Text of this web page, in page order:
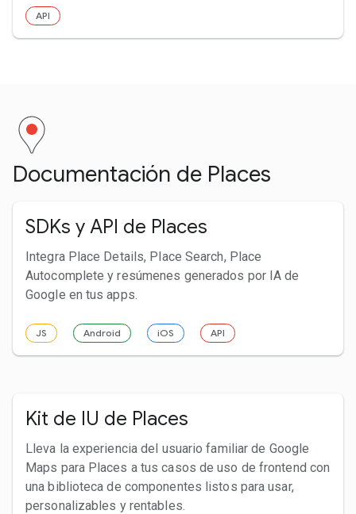
API
Documentación de Places
SDKs y API de Places
Integra Place Details, Place Search, Place
Autocomplete y resúmenes generados por IA de
Google en tus apps.
JS Android iOS API
Kit de IU de Places
Lleva la experiencia del usuario familiar de Google
Maps para Places a tus casos de uso de frontend con
una biblioteca de componentes listos para usar,
personalizables y rentables.